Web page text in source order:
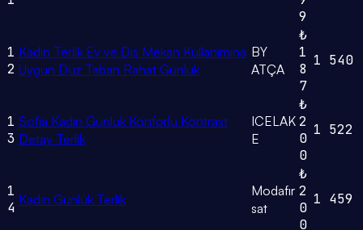
9
1
2
Kadın Terlik Ev ve Dış Mekan Kullanımına
Uygun Düz Taban Rahat Günlük
BY
ATÇA
₺
1
8
7
1 540
1
3
Sofia Kadın Günlük Konforlu Kontrast
Detay Terlik
ICELAK
E
₺
2
0
0
1 522
1
4 Kadın Günlük Terlik
Modafır
sat
₺
2
0
0
1 459